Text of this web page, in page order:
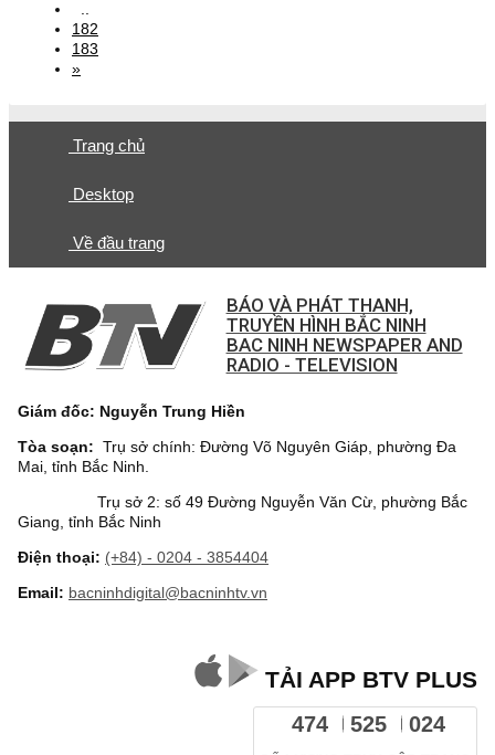
182
183
»
Trang chủ
Desktop
Về đầu trang
BÁO VÀ PHÁT THANH,
TRUYỀN HÌNH BẮC NINH
BAC NINH NEWSPAPER AND
RADIO - TELEVISION
Giám đốc: Nguyễn Trung Hiền
Tòa soạn: Trụ sở chính: Đường Võ Nguyên Giáp, phường Đa
Mai, tỉnh Bắc Ninh.
Trụ sở 2: số 49 Đường Nguyễn Văn Cừ, phường Bắc
Giang, tỉnh Bắc Ninh
Điện thoại: (+84) - 0204 - 3854404
Email: bacninhdigital@bacninhtv.vn
TẢI APP BTV PLUS
474 525 024